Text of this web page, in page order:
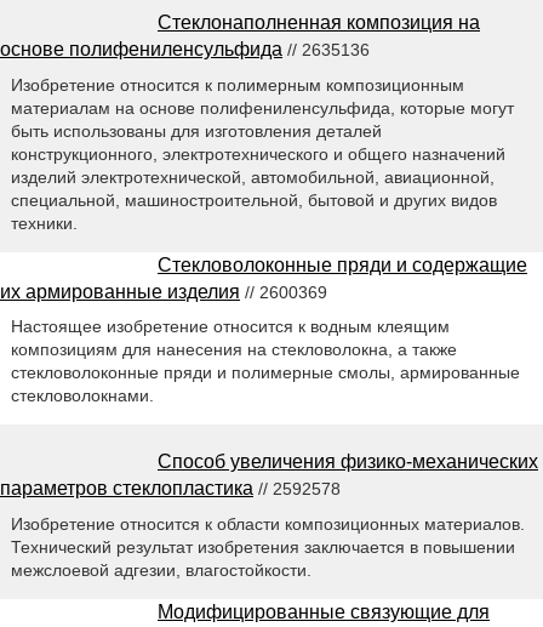
Стеклонаполненная композиция на
основе полифениленсульфида // 2635136
Изобретение относится к полимерным композиционным
материалам на основе полифениленсульфида, которые могут
быть использованы для изготовления деталей
конструкционного, электротехнического и общего назначений
изделий электротехнической, автомобильной, авиационной,
специальной, машиностроительной, бытовой и других видов
техники.
Стекловолоконные пряди и содержащие
их армированные изделия // 2600369
Настоящее изобретение относится к водным клеящим
композициям для нанесения на стекловолокна, а также
стекловолоконные пряди и полимерные смолы, армированные
стекловолокнами.
Способ увеличения физико-механических
параметров стеклопластика // 2592578
Изобретение относится к области композиционных материалов.
Технический результат изобретения заключается в повышении
межслоевой адгезии, влагостойкости.
Модифицированные связующие для